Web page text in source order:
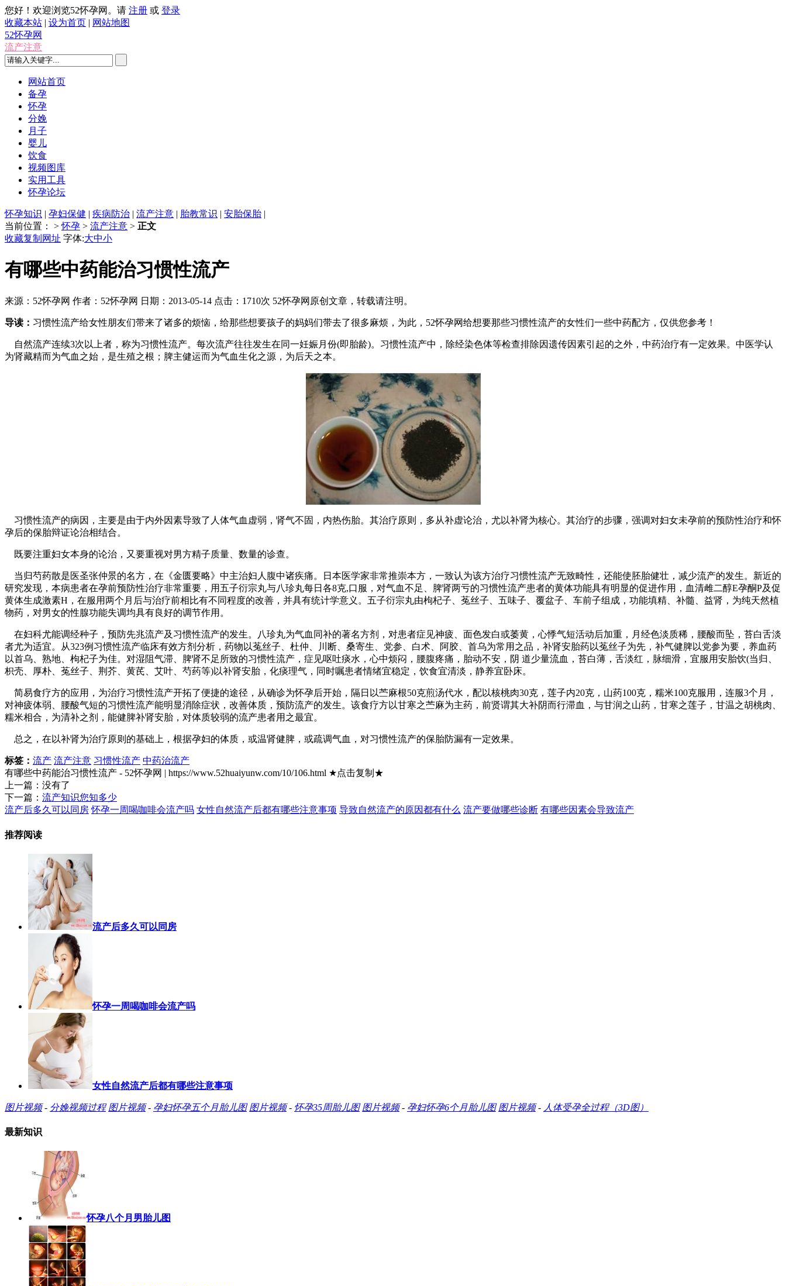
您好！欢迎浏览52怀孕网。请 注册 或 登录
收藏本站 | 设为首页 | 网站地图
52怀孕网
流产注意
网站首页
备孕
怀孕
分娩
月子
婴儿
饮食
视频图库
实用工具
怀孕论坛
怀孕知识 | 孕妇保健 | 疾病防治 | 流产注意 | 胎教常识 | 安胎保胎 |
当前位置：
>怀孕 > 流产注意 > 正文
收藏复制网址 字体:大中小
有哪些中药能治习惯性流产
来源：52怀孕网 作者：52怀孕网 日期：2013-05-14 点击：1710次 52怀孕网原创文章，转载请注明。
导读： 习惯性流产给女性朋友们带来了诸多的烦恼，给那些想要孩子的妈妈们带去了很多麻烦，为此，52怀孕网给想要那些习惯性流产的女性们一些中药配方，仅供您参考！
自然流产连续3次以上者，称为习惯性流产。每次流产往往发生在同一妊娠月份(即胎龄)。习惯性流产中，除经染色体等检查排除因遗传因素引起的之外，中药治疗有一定效果。中医学认
为肾藏精而为气血之始，是生殖之根；脾主健运而为气血生化之源，为后天之本。
习惯性流产的病因，主要是由于内外因素导致了人体气血虚弱，肾气不固，内热伤胎。其治疗原则，多从补虚论治，尤以补肾为核心。其治疗的步骤，强调对妇女未孕前的预防性治疗和怀
孕后的保胎辩证论治相结合。
既要注重妇女本身的论治，又要重视对男方精子质量、数量的诊查。
当归芍药散是医圣张仲景的名方，在《金匮要略》中主治妇人腹中诸疾痛。日本医学家非常推崇本方，一致认为该方治疗习惯性流产无致畸性，还能使胚胎健壮，减少流产的发生。新近的
研究发现，本病患者在孕前预防性治疗非常重要，用五子衍宗丸与八珍丸每日各8克,口服，对气血不足、脾肾两亏的习惯性流产患者的黄体功能具有明显的促进作用，血清雌二醇E孕酮P及促
黄体生成激素H，在服用两个月后与治疗前相比有不同程度的改善，并具有统计学意义。五子衍宗丸由枸杞子、菟丝子、五味子、覆盆子、车前子组成，功能填精、补髓、益肾，为纯天然植
物药，对男女的性腺功能失调均具有良好的调节作用。
在妇科尤能调经种子，预防先兆流产及习惯性流产的发生。八珍丸为气血同补的著名方剂，对患者症见神疲、面色发白或萎黄，心悸气短活动后加重，月经色淡质稀，腰酸而坠，苔白舌淡
者尤为适宜。从323例习惯性流产临床有效方剂分析，药物以菟丝子、杜仲、川断、桑寄生、党参、白术、阿胶、首乌为常用之品，补肾安胎药以菟丝子为先，补气健脾以党参为要，养血药
以首乌、熟地、枸杞子为佳。对湿阻气滞、脾肾不足所致的习惯性流产，症见呕吐痰水，心中烦闷，腰腹疼痛，胎动不安，阴 道少量流血，苔白薄，舌淡红，脉细滑，宜服用安胎饮(当归、
枳壳、厚朴、菟丝子、荆芥、黄芪、艾叶、芍药等)以补肾安胎，化痰理气，同时嘱患者情绪宜稳定，饮食宜清淡，静养宜卧床。
简易食疗方的应用，为治疗习惯性流产开拓了便捷的途径，从确诊为怀孕后开始，隔日以苎麻根50克煎汤代水，配以核桃肉30克，莲子内20克，山药100克，糯米100克服用，连服3个月，
对神疲体弱、腰酸气短的习惯性流产能明显消除症状，改善体质，预防流产的发生。该食疗方以甘寒之苎麻为主药，前贤谓其大补阴而行滞血，与甘润之山药，甘寒之莲子，甘温之胡桃肉、
糯米相合，为清补之剂，能健脾补肾安胎，对体质较弱的流产患者用之最宜。
总之，在以补肾为治疗原则的基础上，根据孕妇的体质，或温肾健脾，或疏调气血，对习惯性流产的保胎防漏有一定效果。
标签： 流产 流产注意 习惯性流产 中药治流产
有哪些中药能治习惯性流产 - 52怀孕网 | https://www.52huaiyunw.com/10/106.html ★点击复制★
上一篇：没有了
下一篇： 流产知识您知多少
流产后多久可以同房 怀孕一周喝咖啡会流产吗 女性自然流产后都有哪些注意事项 导致自然流产的原因都有什么 流产要做哪些诊断 有哪些因素会导致流产
推荐阅读
流产后多久可以同房
怀孕一周喝咖啡会流产吗
女性自然流产后都有哪些注意事项
图片视频- 分娩视频过程 图片视频- 孕妇怀孕五个月胎儿图 图片视频- 怀孕35周胎儿图 图片视频- 孕妇怀孕6个月胎儿图 图片视频- 人体受孕全过程（3D图）
最新知识
怀孕八个月男胎儿图